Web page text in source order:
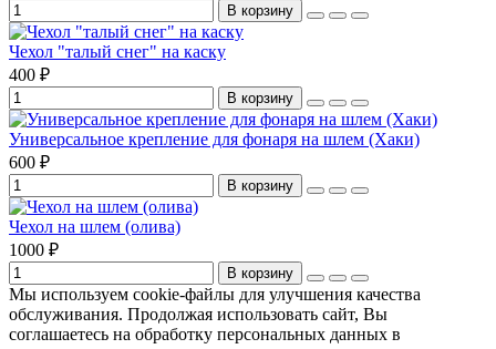
В корзину
Чехол "талый снег" на каску
400 ₽
В корзину
Универсальное крепление для фонаря на шлем (Хаки)
600 ₽
В корзину
Чехол на шлем (олива)
1000 ₽
В корзину
Мы используем cookie-файлы для улучшения качества
обслуживания. Продолжая использовать сайт, Вы
соглашаетесь на обработку персональных данных в